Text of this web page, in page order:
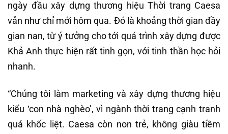
ngày đầu xây dựng thương hiệu Thời trang Caesa
vẫn như chỉ mới hôm qua. Đó là khoảng thời gian đầy
gian nan, từ ý tưởng cho tới quá trình xây dựng được
Khả Anh thực hiện rất tinh gọn, với tinh thần học hỏi
nhanh.
“Chúng tôi làm marketing và xây dựng thương hiệu
kiểu ‘con nhà nghèo’, vì ngành thời trang cạnh tranh
quá khốc liệt. Caesa còn non trẻ, không giàu tiềm